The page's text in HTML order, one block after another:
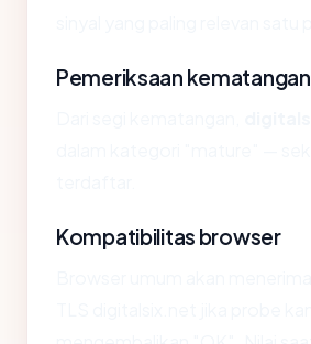
Pemeriksaan kematangan
Kompatibilitas browser